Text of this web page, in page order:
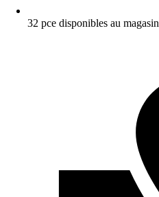
32 pce disponibles au magasin